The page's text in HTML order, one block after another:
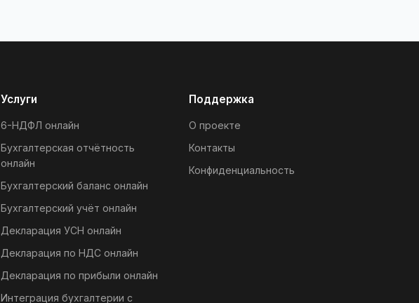
Услуги
6-НДФЛ онлайн
Бухгалтерская отчётность
онлайн
Бухгалтерский баланс онлайн
Бухгалтерский учёт онлайн
Декларация УСН онлайн
Декларация по НДС онлайн
Декларация по прибыли онлайн
Интеграция бухгалтерии с
Поддержка
О проекте
Контакты
Конфиденциальность